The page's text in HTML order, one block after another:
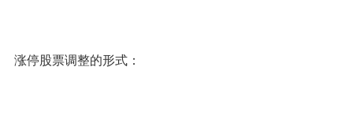
涨停股票调整的形式：